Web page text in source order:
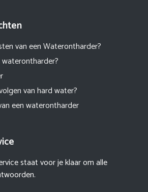
van een Waterontharder?
van hard water?
een waterontharder
staat voor je klaar om alle